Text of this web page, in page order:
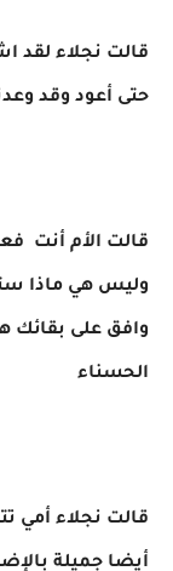
قالت نجلاء لقد
حتى أعود وقد
قالت الأم أنت
وليس هي ماذا
وافق على بقائك
الحسناء
قالت نجلاء أمي
أيضا جميلة